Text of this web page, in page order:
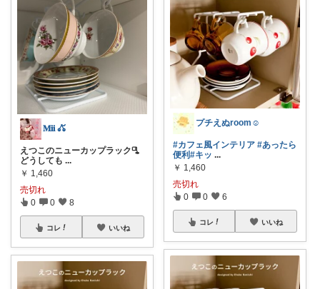
𝐌𝐢𝐢 𖦊້
‎えつこのニューカップラック🫗
どうしても ...
￥ 1,460
売切れ
0 0 8
コレ いいね
プチえぬroom☺︎
#カフェ風インテリア #あったら
便利#キッ ...
￥ 1,460
売切れ
0 0 6
コレ いいね